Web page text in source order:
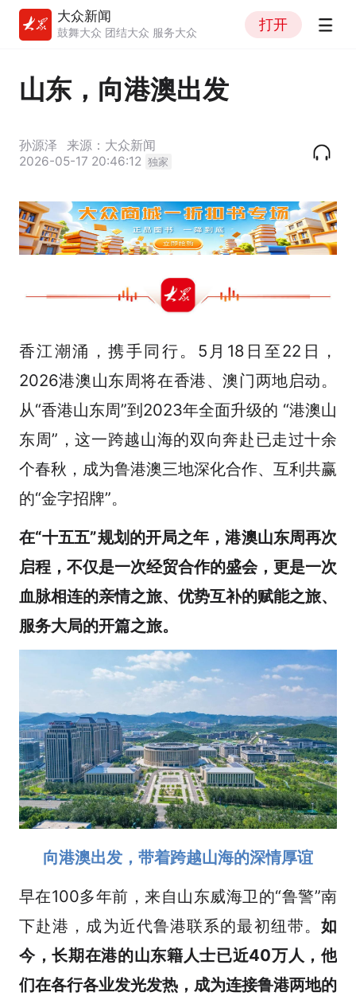
大众新闻
鼓舞大众 团结大众 服务大众
打开
山东，向港澳出发
孙源泽
来源：大众新闻
2026-05-17 20:46:12 独家
香江潮涌，携手同行。5月18日至22日，
2026港澳山东周将在香港、澳门两地启动。
从“香港山东周”到2023年全面升级的 “港澳山
东周”，这一跨越山海的双向奔赴已走过十余
个春秋，成为鲁港澳三地深化合作、互利共赢
的“金字招牌”。
在“十五五”规划的开局之年，港澳山东周再次
启程，不仅是一次经贸合作的盛会，更是一次
血脉相连的亲情之旅、优势互补的赋能之旅、
服务大局的开篇之旅。
向港澳出发，带着跨越山海的深情厚谊
早在100多年前，来自山东威海卫的“鲁警”南
下赴港，成为近代鲁港联系的最初纽带。如
今，长期在港的山东籍人士已近40万人，他
们在各行各业发光发热，成为连接鲁港两地的